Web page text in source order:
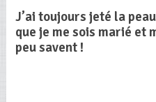
J’ai toujours jeté la
que je me sois marié et
peu savent !